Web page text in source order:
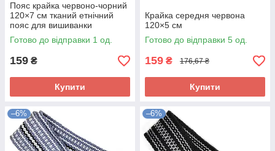
Пояс крайка червоно-чорний
120×7 см тканий етнічний
пояс для вишиванки
Готово до відправки 1 од.
159 ₴
Купити
Крайка середня червона
120×5 см
Готово до відправки 5 од.
159 ₴ 176,67 ₴
Купити
–6% –6%